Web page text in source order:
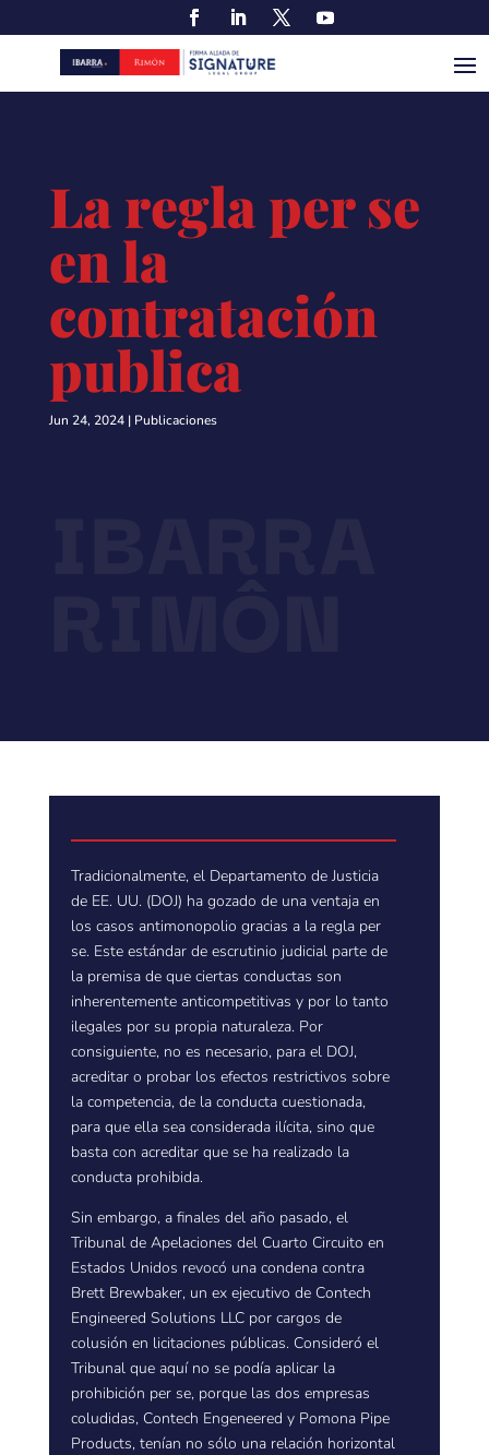
La regla per se
en la
contratación
publica
Jun 24, 2024| Publicaciones
Tradicionalmente, el Departamento de Justicia
de EE. UU. (DOJ) ha gozado de una ventaja en
los casos antimonopolio gracias a la regla per
se. Este estándar de escrutinio judicial parte de
la premisa de que ciertas conductas son
inherentemente anticompetitivas y por lo tanto
ilegales por su propia naturaleza. Por
consiguiente, no es necesario, para el DOJ,
acreditar o probar los efectos restrictivos sobre
la competencia, de la conducta cuestionada,
para que ella sea considerada ilícita, sino que
basta con acreditar que se ha realizado la
conducta prohibida.
Sin embargo, a finales del año pasado, el
Tribunal de Apelaciones del Cuarto Circuito en
Estados Unidos revocó una condena contra
Brett Brewbaker, un ex ejecutivo de Contech
Engineered Solutions LLC por cargos de
colusión en licitaciones públicas. Consideró el
Tribunal que aquí no se podía aplicar la
prohibición per se, porque las dos empresas
coludidas, Contech Engeneered y Pomona Pipe
Products, tenían no sólo una relación horizontal